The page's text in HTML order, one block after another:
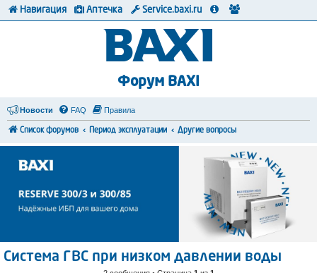
Форум BAXI
Новости FAQ Правила
Список форумов Период эксплуатации Другие вопросы
Система ГВС при низком давлении воды
Навигация Аптечка Service.baxi.ru